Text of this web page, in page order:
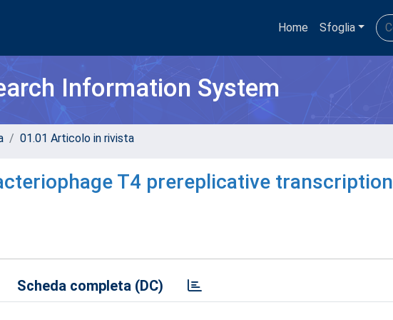
Home Sfoglia
Information System
01.01 Articolo in rivista
T4 prereplicative transcription
Scheda completa (DC)